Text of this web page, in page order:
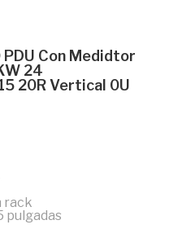
PDU Con Medidtor
24
20R Vertical 0U
rack
pulgadas